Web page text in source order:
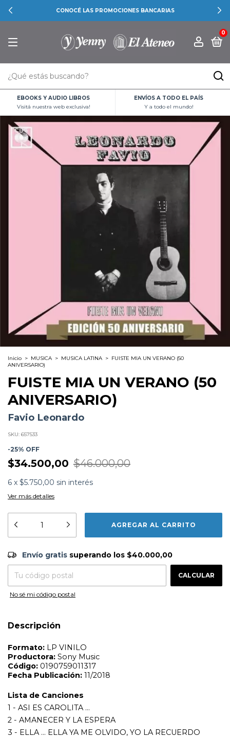
CONOCÉ LAS PROMOCIONES BANCARIAS
0
EBOOKS Y AUDIO LIBROS
Visitá nuestra web exclusiva!
ENVÍOS A TODO EL PAÍS
Y a todo el mundo!
Inicio > MUSICA > MUSICA LATINA > FUISTE MIA UN VERANO (50
ANIVERSARIO)
FUISTE MIA UN VERANO (50
ANIVERSARIO)
Favio Leonardo
SKU: 657533
-25% OFF
$34.500,00 $46.000,00
6 x $5.750,00 sin interés
Ver más detalles
Envío gratis $40.000,00
Entregas para el CP: CAMBIAR CP
Envío gratis superando los $40.000,00
CALCULAR
No sé mi código postal
Descripción
Formato:LP VINILO
Código:0190759011317
Lista de Canciones
2 - AMANECER Y LA ESPERA
4 - NI EL CLAVEL, NI LA ROSA
6 - LADO B: NO SER DIOS Y CUIDARLOS
7 - QUIERO APRENDER DE MEMORIA
8 - PARA SABER COMO ES LA SOLEDAD
10 - ALGUNA VEZ UNA CANCION (QUE TAL)
13 - QUIERO LA LIBERTAD
14 - MI TRISTEZA ES MIA Y NADA MAS